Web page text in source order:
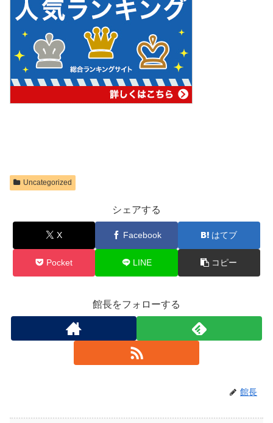
Uncategorized
シェアする
X Facebook はてブ
Pocket LINE コピー
館長をフォローする
館長